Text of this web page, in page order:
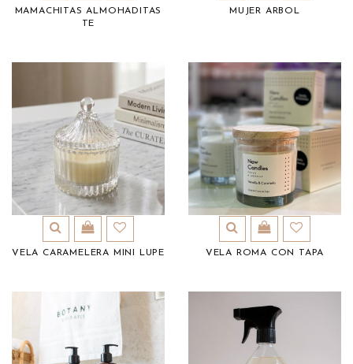
MAMACHITAS ALMOHADITAS
TE
MUJER ARBOL
VELA CARAMELERA MINI LUPE VELA ROMA CON TAPA